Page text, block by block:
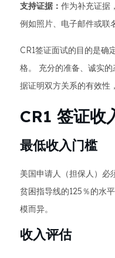
支持证据： 作为补充证据
例如照片、电子邮件或联
CR1签证面试的目的是确
格。 充分的准备、诚实
据证明双方关系的有效性
CR1 签证收
最低收入门槛
美国申请人（担保人）必
贫困指导线的125％的水
模而异。
收入评估